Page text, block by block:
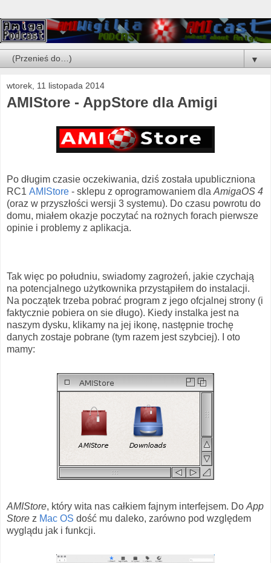
▼
wtorek, 11 listopada 2014
AMIStore - AppStore dla Amigi
Po długim czasie oczekiwania, dziś została upubliczniona
RC1 AMIStore - sklepu z oprogramowaniem dla AmigaOS 4
(oraz w przyszłości wersji 3 systemu). Do czasu powrotu do
domu, miałem okazje poczytać na rożnych forach pierwsze
opinie i problemy z aplikacja.
Tak więc po południu, swiadomy zagrożeń, jakie czychają
na potencjalnego użytkownika przystąpiłem do instalacji.
Na początek trzeba pobrać program z jego ofcjalnej strony (i
faktycznie pobiera on sie długo). Kiedy instalka jest na
naszym dysku, klikamy na jej ikonę, następnie trochę
danych zostaje pobrane (tym razem jest szybciej). I oto
mamy:
AMIStore, który wita nas całkiem fajnym interfejsem. Do App
Store z Mac OS dość mu daleko, zarówno pod względem
wyglądu jak i funkcji.